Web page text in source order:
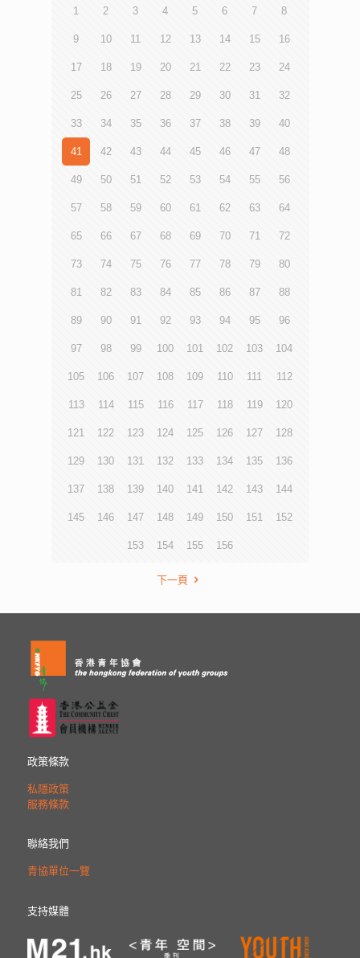
1 2 3 4 5 6 7 8
9 10 11 12 13 14 15 16
17 18 19 20 21 22 23 24
25 26 27 28 29 30 31 32
33 34 35 36 37 38 39 40
41 42 43 44 45 46 47 48
49 50 51 52 53 54 55 56
57 58 59 60 61 62 63 64
65 66 67 68 69 70 71 72
73 74 75 76 77 78 79 80
81 82 83 84 85 86 87 88
89 90 91 92 93 94 95 96
97 98 99 100 101 102 103 104
105 106 107 108 109 110 111 112
113 114 115 116 117 118 119 120
121 122 123 124 125 126 127 128
129 130 131 132 133 134 135 136
137 138 139 140 141 142 143 144
145 146 147 148 149 150 151 152
153 154 155 156
下一頁
政策條款
私隱政策
服務條款
聯絡我們
青協單位一覽
支持媒體